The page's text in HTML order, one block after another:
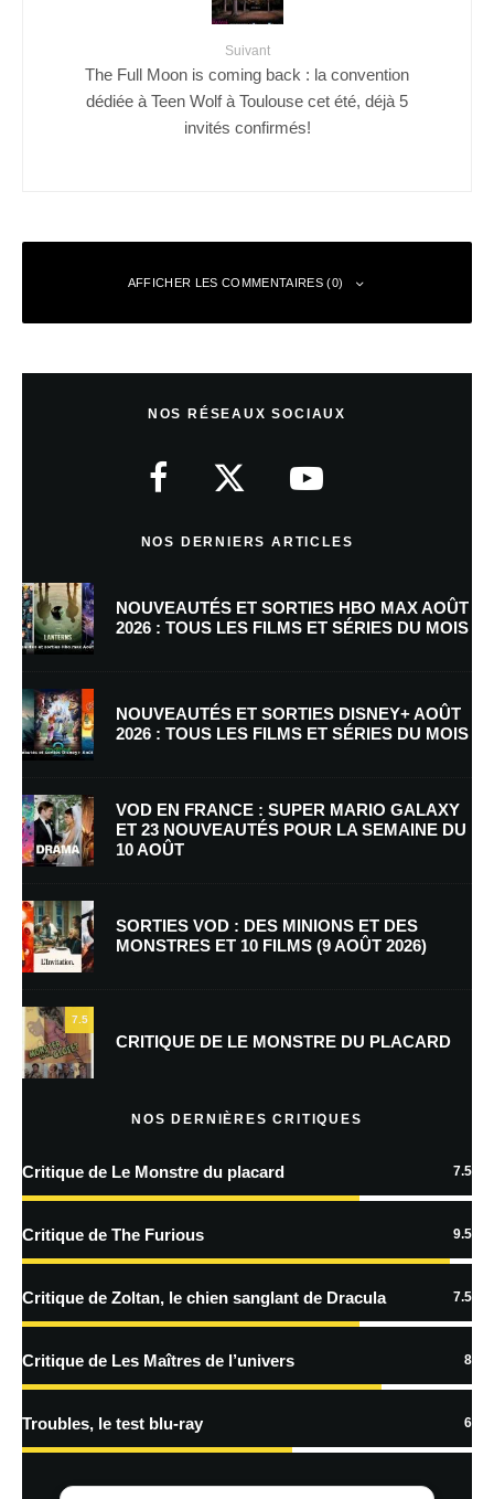
Suivant
The Full Moon is coming back : la convention
dédiée à Teen Wolf à Toulouse cet été, déjà 5
invités confirmés!
AFFICHER LES COMMENTAIRES (0)
Nom*
E-mail*
Enregistrer mon nom, mon e-mail et mon site dans le navigateur pour
mon prochain commentaire.
Prévenez-moi de tous les nouveaux commentaires par e-mail.
Prévenez-moi de tous les nouveaux articles par e-mail.
En savoir
traitées
NOS RÉSEAUX SOCIAUX
NOS DERNIERS ARTICLES
NOUVEAUTÉS ET SORTIES HBO MAX AOÛT
2026 : TOUS LES FILMS ET SÉRIES DU MOIS
NOUVEAUTÉS ET SORTIES DISNEY+ AOÛT
2026 : TOUS LES FILMS ET SÉRIES DU MOIS
VOD EN FRANCE : SUPER MARIO GALAXY
ET 23 NOUVEAUTÉS POUR LA SEMAINE DU
10 AOÛT
SORTIES VOD : DES MINIONS ET DES
MONSTRES ET 10 FILMS (9 AOÛT 2026)
7.5
CRITIQUE DE LE MONSTRE DU PLACARD
NOS DERNIÈRES CRITIQUES
Critique de Le Monstre du placard 7.5
Critique de The Furious 9.5
Critique de Zoltan, le chien sanglant de Dracula 7.5
Critique de Les Maîtres de l’univers 8
Troubles, le test blu-ray 6